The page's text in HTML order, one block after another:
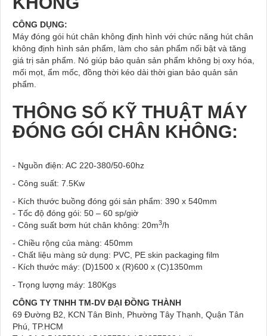
CÔNG DỤNG:
Máy đóng gói hút chân không định hình với chức năng hút chân
không định hình sản phẩm, làm cho sản phẩm nối bật và tăng
giá trị sản phẩm. Nó giúp bảo quản sản phẩm không bị oxy hóa,
mối mọt, ẩm mốc, đồng thời kéo dài thời gian bảo quản sản
phẩm.
THÔNG SỐ KỸ THUẬT MÁY
ĐÓNG GÓI CHÂN KHÔNG:
- Nguồn điện: AC 220-380/50-60hz
- Công suất: 7.5Kw
- Kích thước buồng đóng gói sản phẩm: 390 x 540mm
- Tốc độ đóng gói: 50 – 60 sp/giờ
- Công suất bơm hút chân không: 20m3/h
- Chiều rộng của màng: 450mm
- Chất liệu màng sử dụng: PVC, PE skin packaging film
- Kích thước máy: (D)1500 x (R)600 x (C)1350mm
- Trọng lượng máy: 180Kgs
CÔNG TY TNHH TM-DV ĐẠI ĐỒNG THÀNH
69 Đường B2, KCN Tân Bình, Phường Tây Thạnh, Quận Tân
Phú, TP.HCM